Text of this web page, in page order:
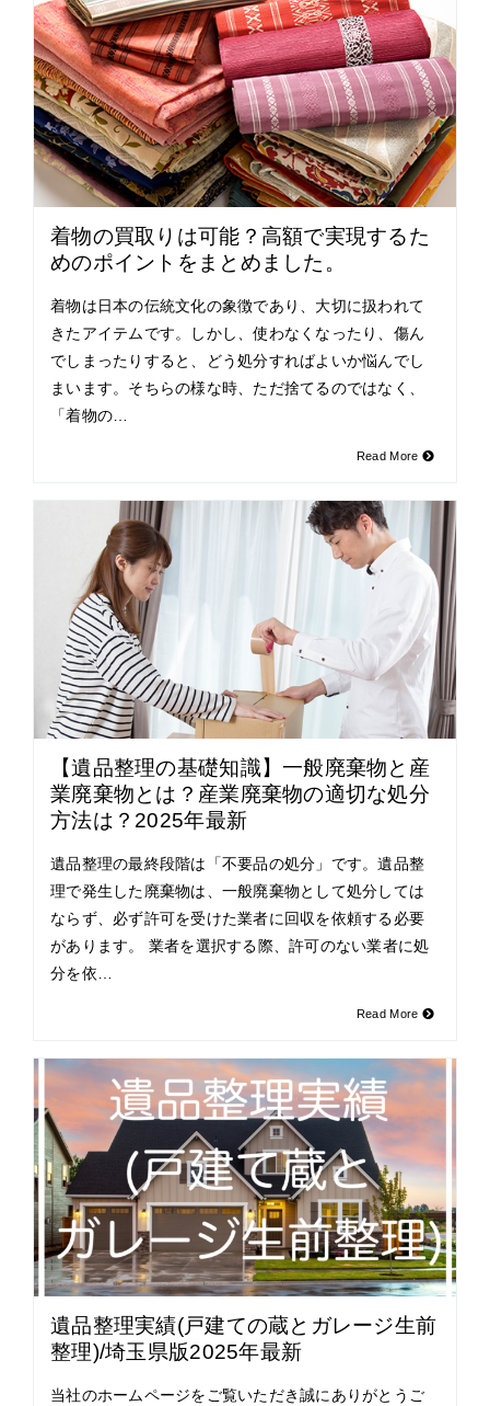
着物の買取りは可能？高額で実現するた
めのポイントをまとめました。
着物は日本の伝統文化の象徴であり、大切に扱われて
きたアイテムです。しかし、使わなくなったり、傷ん
でしまったりすると、どう処分すればよいか悩んでし
まいます。そちらの様な時、ただ捨てるのではなく、
「着物の…
Read More
【遺品整理の基礎知識】一般廃棄物と産
業廃棄物とは？産業廃棄物の適切な処分
方法は？2025年最新
遺品整理の最終段階は「不要品の処分」です。遺品整
理で発生した廃棄物は、一般廃棄物として処分しては
ならず、必ず許可を受けた業者に回収を依頼する必要
があります。 業者を選択する際、許可のない業者に処
分を依…
Read More
遺品整理実績(戸建ての蔵とガレージ生前
整理)/埼玉県版2025年最新
当社のホームページをご覧いただき誠にありがとうご